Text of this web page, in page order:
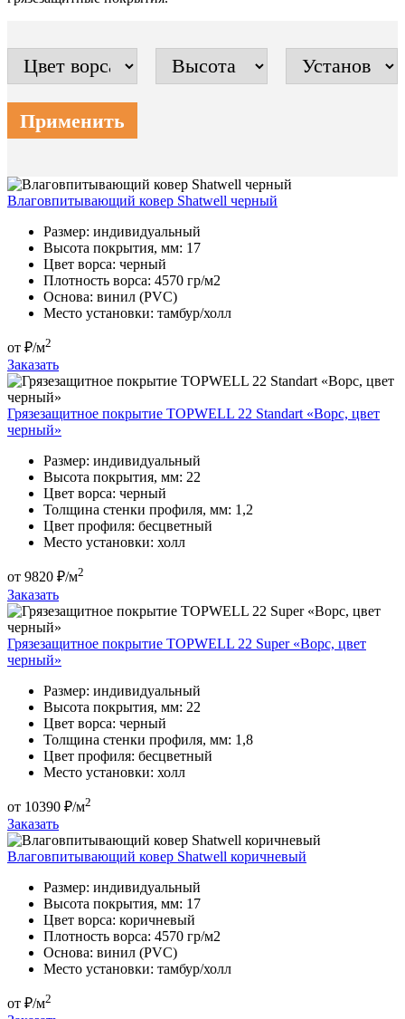
Влаговпитывающий ковер Shatwell черный
Размер: индивидуальный
Высота покрытия, мм: 17
Цвет ворса: черный
Плотность ворса: 4570 гр/м2
Основа: винил (PVC)
Место установки: тамбур/холл
от ₽/м2
Заказать
Грязезащитное покрытие TOPWELL 22 Standart «Ворс, цвет
черный»
Размер: индивидуальный
Высота покрытия, мм: 22
Цвет ворса: черный
Толщина стенки профиля, мм: 1,2
Цвет профиля: бесцветный
Место установки: холл
от 9820 ₽/м2
Заказать
Грязезащитное покрытие TOPWELL 22 Super «Ворс, цвет
черный»
Размер: индивидуальный
Высота покрытия, мм: 22
Цвет ворса: черный
Толщина стенки профиля, мм: 1,8
Цвет профиля: бесцветный
Место установки: холл
от 10390 ₽/м2
Заказать
Влаговпитывающий ковер Shatwell коричневый
Размер: индивидуальный
Высота покрытия, мм: 17
Цвет ворса: коричневый
Плотность ворса: 4570 гр/м2
Основа: винил (PVC)
Место установки: тамбур/холл
от ₽/м2